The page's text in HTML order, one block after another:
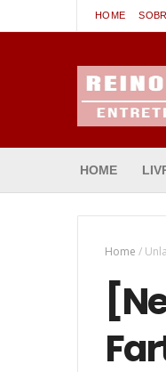
HOME
HOME
Home /